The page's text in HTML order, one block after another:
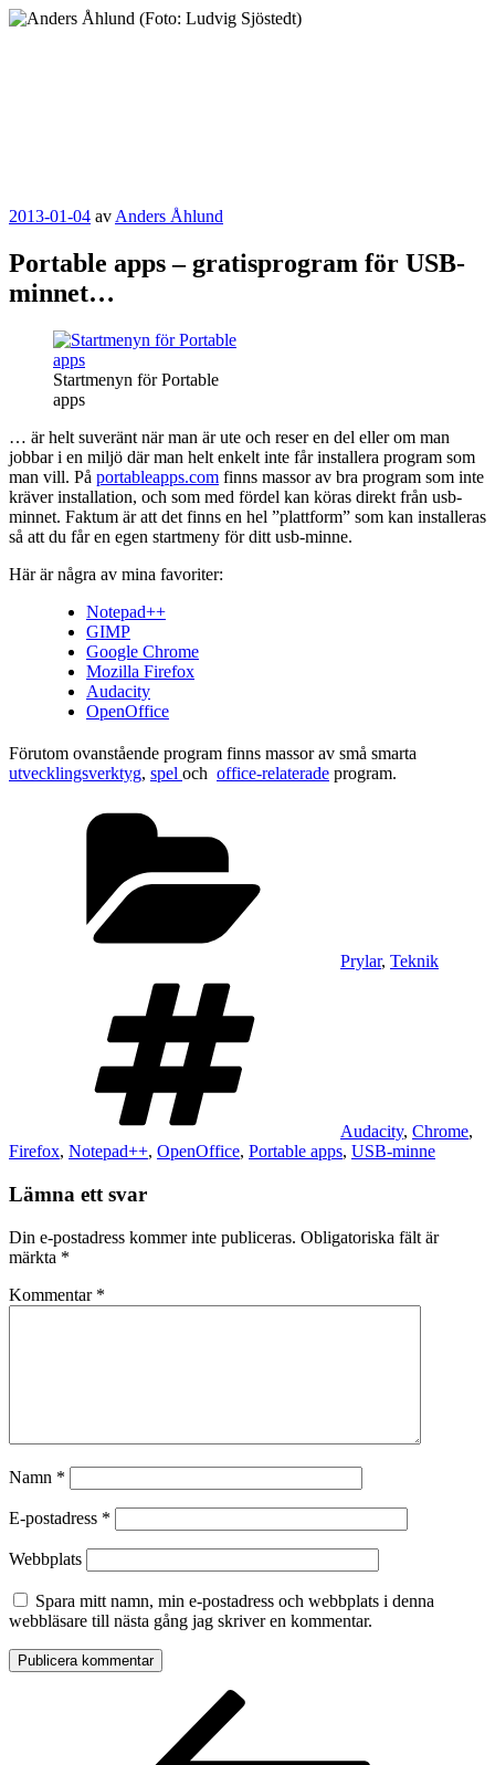
Hoppa
Publicerat
2013-01-04 av Anders Åhlund
Portable apps – gratisprogram för USB-
minnet…
Startmenyn för Portable
apps
… är helt suveränt när man är ute och reser en del eller om man
jobbar i en miljö där man helt enkelt inte får installera program som
man vill. På portableapps.com finns massor av bra program som inte
kräver installation, och som med fördel kan köras direkt från usb-
minnet. Faktum är att det finns en hel ”plattform” som kan installeras
så att du får en egen startmeny för ditt usb-minne.
Här är några av mina favoriter:
Notepad++
GIMP
Google Chrome
Mozilla Firefox
Audacity
OpenOffice
Förutom ovanstående program finns massor av små smarta
utvecklingsverktyg, spel och office-relaterade program.
Prylar, Teknik
Audacity, Chrome,
Firefox, Notepad++, OpenOffice, Portable apps, USB-minne
Lämna ett svar
Din e-postadress kommer inte publiceras. Obligatoriska fält är
märkta *
Kommentar *
Namn *
E-postadress *
Webbplats
Spara mitt namn, min e-postadress och webbplats i denna
webbläsare till nästa gång jag skriver en kommentar.
Inläggsnavigering